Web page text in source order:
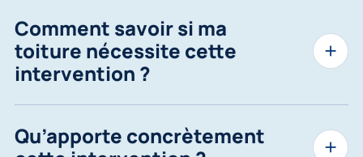
Comment savoir si ma
toiture nécessite cette
intervention ?
Qu’apporte concrètement